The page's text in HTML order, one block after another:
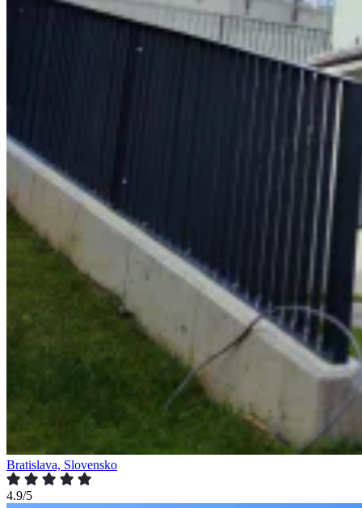
Bratislava, Slovensko
4.9/5